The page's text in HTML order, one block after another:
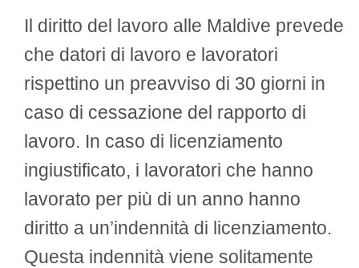
Il diritto del lavoro alle Maldive prevede
che datori di lavoro e lavoratori
rispettino un preavviso di 30 giorni in
caso di cessazione del rapporto di
lavoro. In caso di licenziamento
ingiustificato, i lavoratori che hanno
lavorato per più di un anno hanno
diritto a un’indennità di licenziamento.
Questa indennità viene solitamente